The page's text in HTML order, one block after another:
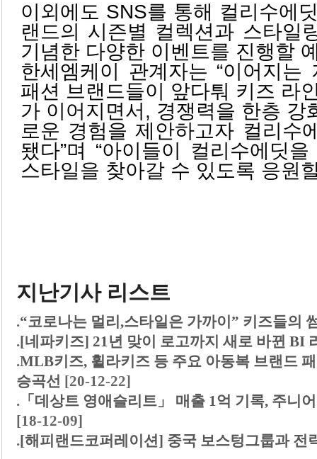
이외에도 SNS를 통해 컬리수에
랜드의 시즌별 컬렉션과 스타일
기념한 다양한 이벤트를 진행할
한세엠케이 관계자는 “이어지
패션 브랜드들이 앞다퉈 키즈 라
가 이어지면서, 경쟁력을 한층 강
로운 경험을 제안하고자 컬리수
됐다”며 “아이들이 컬리수에딧
스타일을 찾아갈 수 있도록 응원
지난기사 리스트
.“코로나는 멀리,스타일은 가까이” 키즈들의
.[네파키즈] 21년 맞이 로고까지 새로 바뀐 BI
.MLB키즈, 휠라키즈 등 주요 아동복 브랜드
승곡선 [20-12-22]
. 「데상트 영애슬리트」 매출 1억 기록, 주니
[18-12-09]
.[해피랜드코퍼레이션] 중국 보스텅그룹과 전